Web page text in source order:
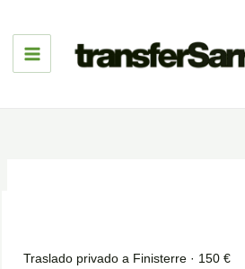
contenido
Traslado privado a Finisterre · 150 €